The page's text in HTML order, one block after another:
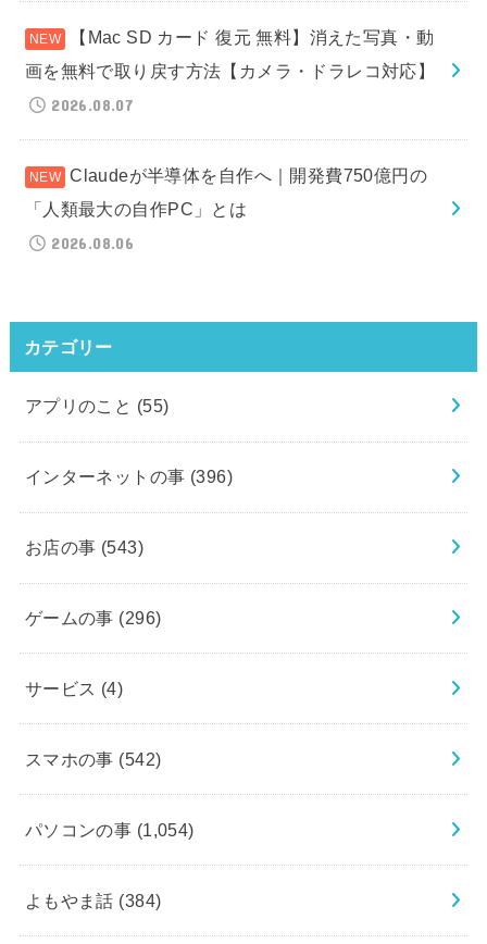
【Mac SD カード 復元 無料】消えた写真・動
画を無料で取り戻す方法【カメラ・ドラレコ対応】
2026.08.07
Claudeが半導体を自作へ｜開発費750億円の
「人類最大の自作PC」とは
2026.08.06
カテゴリー
アプリのこと (55)
インターネットの事 (396)
お店の事 (543)
ゲームの事 (296)
サービス (4)
スマホの事 (542)
パソコンの事 (1,054)
よもやま話 (384)